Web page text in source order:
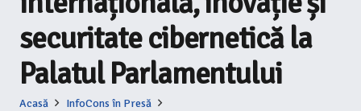
securitate cibernetică la
Palatul Parlamentului
Acasă
InfoCons în Presă